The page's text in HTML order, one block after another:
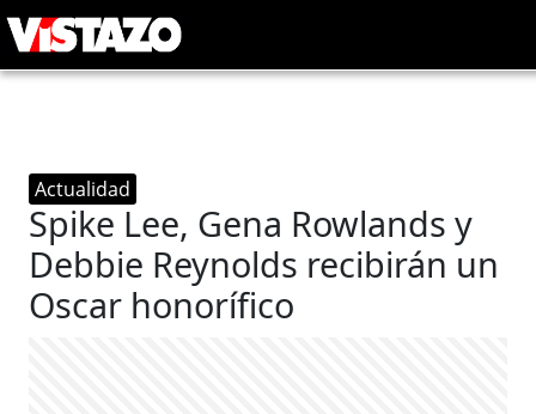
Actualidad
Spike Lee, Gena Rowlands y
Debbie Reynolds recibirán un
Oscar honorífico